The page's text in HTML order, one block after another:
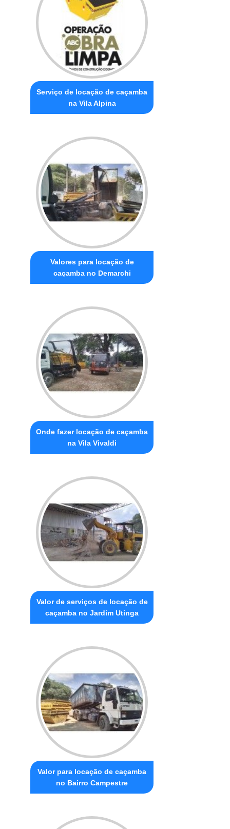
Serviço de locação de caçamba
na Vila Alpina
Valores para locação de
caçamba no Demarchi
Onde fazer locação de caçamba
na Vila Vivaldi
Valor de serviços de locação de
caçamba no Jardim Utinga
Valor para locação de caçamba
no Bairro Campestre